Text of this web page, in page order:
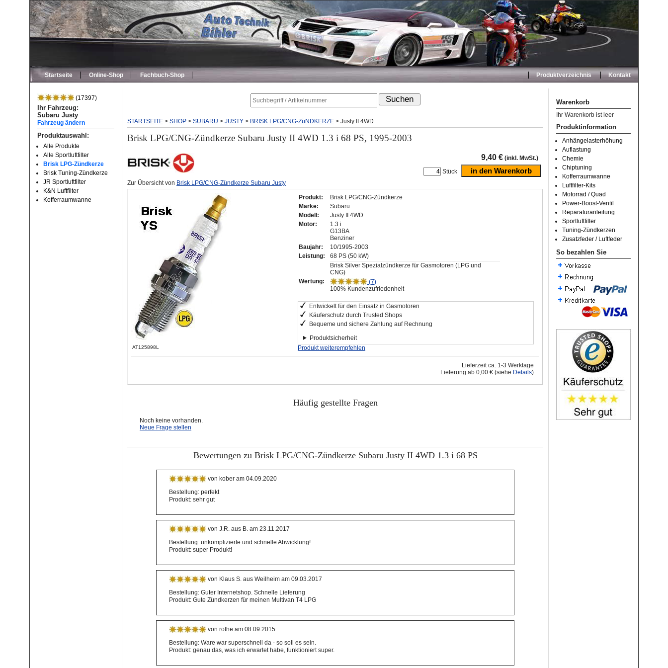
Startseite Online-Shop Fachbuch-Shop Produktverzeichnis Kontakt
(17397)
Ihr Fahrzeug:
Subaru Justy
Fahrzeug ändern
Produktauswahl:
Alle Produkte
Alle Sportluftfilter
Brisk LPG-Zündkerze
Brisk Tuning-Zündkerze
JR Sportluftfilter
K&N Luftfilter
Kofferraumwanne
Warenkorb
Ihr Warenkorb ist leer
Produktinformation
Anhängelasterhöhung
Auflastung
Chemie
Chiptuning
Kofferraumwanne
Luftfilter-Kits
Motorrad / Quad
Power-Boost-Ventil
Reparaturanleitung
Sportluftfilter
Tuning-Zündkerzen
Zusatzfeder / Luftfeder
So bezahlen Sie
STARTSEITE > SHOP > SUBARU > JUSTY > BRISK LPG/CNG-ZüNDKERZE > Justy II 4WD
Brisk LPG/CNG-Zündkerze Subaru Justy II 4WD 1.3 i 68 PS, 1995-2003
9,40 € (inkl. MwSt.)
Stück
Zur Übersicht von Brisk LPG/CNG-Zündkerze Subaru Justy
AT125898L
Produkt:
Brisk LPG/CNG-Zündkerze
Marke:
Subaru
Modell:
Justy II 4WD
Motor:
1.3 i
G13BA
Benziner
Baujahr:
10/1995-2003
Leistung:
68 PS (50 kW)
Brisk Silver Spezialzündkerze für Gasmotoren (LPG und
CNG)
Wertung:
(7)
100% Kundenzufriedenheit
Entwickelt für den Einsatz in Gasmotoren
Käuferschutz durch Trusted Shops
Bequeme und sichere Zahlung auf Rechnung
Produktsicherheit
Produkt weiterempfehlen
Lieferzeit ca. 1-3 Werktage
Lieferung ab 0,00 € (siehe Details)
Häufig gestellte Fragen
Noch keine vorhanden.
Neue Frage stellen
Bewertungen zu Brisk LPG/CNG-Zündkerze Subaru Justy II 4WD 1.3 i 68 PS
von kober am 04.09.2020
Bestellung: perfekt
Produkt: sehr gut
von J.R. aus B. am 23.11.2017
Bestellung: unkomplizierte und schnelle Abwicklung!
Produkt: super Produkt!
von Klaus S. aus Weilheim am 09.03.2017
Bestellung: Guter Internetshop. Schnelle Lieferung
Produkt: Gute Zündkerzen für meinen Multivan T4 LPG
von rothe am 08.09.2015
Bestellung: Ware war superschnell da - so soll es sein.
Produkt: genau das, was ich erwartet habe, funktioniert super.